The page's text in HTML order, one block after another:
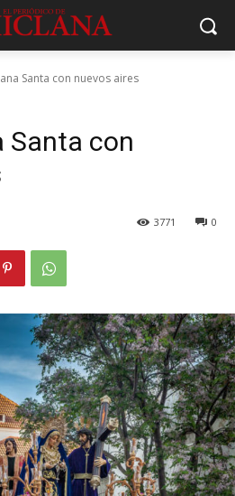
Santa con nuevos aires
Santa con
0
3771